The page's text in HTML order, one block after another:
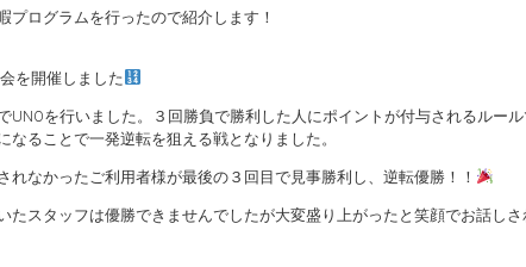
プログラムを行ったので紹介します！
を開催しました
UNOを行いました。３回勝負で勝利した人にポイントが付与されるルール
なることで一発逆転を狙える戦となりました。
れなかったご利用者様が最後の３回目で見事勝利し、逆転優勝！！
たスタッフは優勝できませんでしたが大変盛り上がったと笑顔でお話し